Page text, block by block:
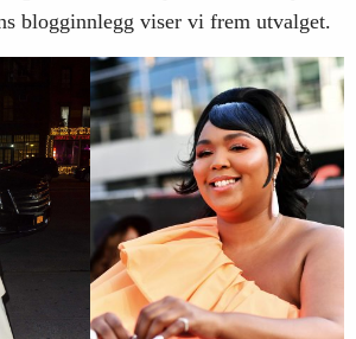
blogginnlegg viser vi frem utvalget.